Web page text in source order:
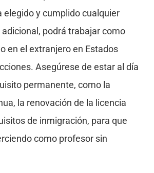
elegido y cumplido cualquier
podrá trabajar como
en el extranjero en Estados
Asegúrese de estar al día
permanente, como la
la renovación de la licencia
de inmigración, para que
como profesor sin